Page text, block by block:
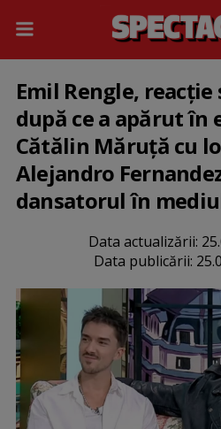
Emil Rengle,
după ce a apărut în
Cătălin Măruță cu
Alejandro
dansatorul în
Data actualizării:
Data publicării: